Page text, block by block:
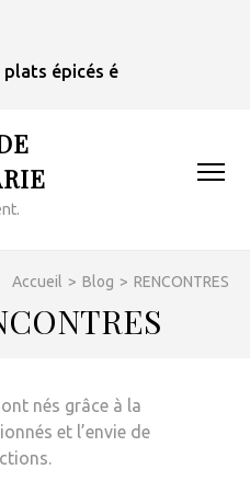
épicés était un rosé de
Accueil > Blog > RENCONTRES
nés grâce à la
et l’envie de